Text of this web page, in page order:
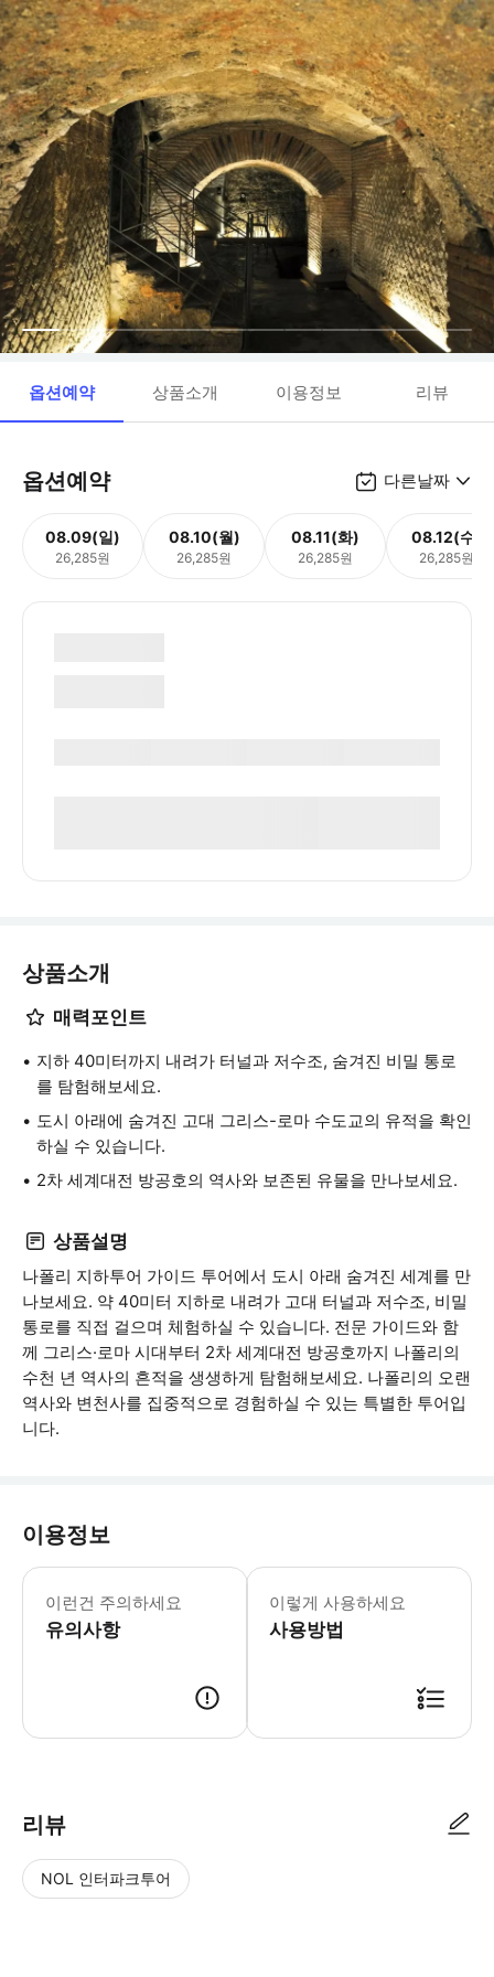
옵션예약 상품소개 이용정보 리뷰
옵션예약 다른날짜
08.09(일)
26,285원
08.10(월)
26,285원
08.11(화)
26,285원
08.12(수)
26,285원
상품소개
매력포인트
지하 40미터까지 내려가 터널과 저수조, 숨겨진 비밀 통로
를 탐험해보세요.
도시 아래에 숨겨진 고대 그리스-로마 수도교의 유적을 확인
하실 수 있습니다.
2차 세계대전 방공호의 역사와 보존된 유물을 만나보세요.
상품설명
나폴리 지하투어 가이드 투어에서 도시 아래 숨겨진 세계를 만
나보세요. 약 40미터 지하로 내려가 고대 터널과 저수조, 비밀
통로를 직접 걸으며 체험하실 수 있습니다. 전문 가이드와 함
께 그리스·로마 시대부터 2차 세계대전 방공호까지 나폴리의
수천 년 역사의 흔적을 생생하게 탐험해보세요. 나폴리의 오랜
역사와 변천사를 집중적으로 경험하실 수 있는 특별한 투어입
니다.
이용정보
이런건 주의하세요
유의사항
어린이 규정: - 5세 미만 어린이는 무
이렇게 사용하세요
사용방법
리뷰
NOL 인터파크투어